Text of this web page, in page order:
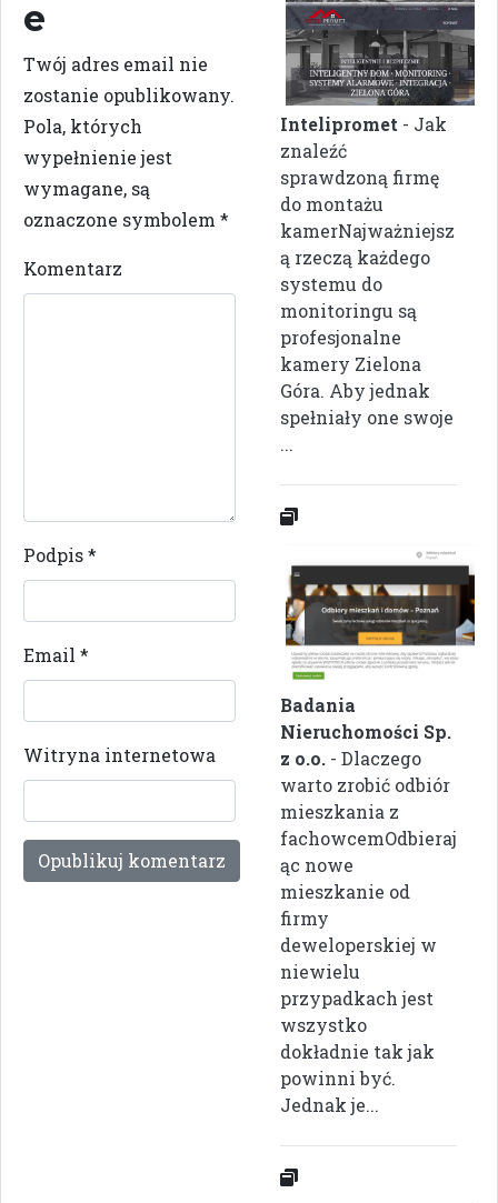
e
Twój adres email nie
zostanie opublikowany.
Pola, których
wypełnienie jest
wymagane, są
oznaczone symbolem *
Komentarz
Podpis*
Email *
Witryna internetowa
Intelipromet - Jak
znaleźć
sprawdzoną firmę
do montażu
kamerNajważniejsz
ą rzeczą każdego
systemu do
monitoringu są
profesjonalne
kamery Zielona
Góra. Aby jednak
spełniały one swoje
...
Badania
Nieruchomości Sp.
z o.o. - Dlaczego
warto zrobić odbiór
mieszkania z
fachowcemOdbieraj
ąc nowe
mieszkanie od
firmy
deweloperskiej w
niewielu
przypadkach jest
wszystko
dokładnie tak jak
powinni być.
Jednak je...